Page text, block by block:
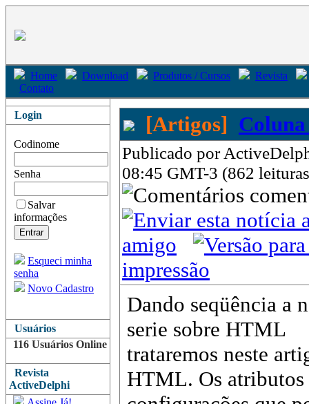
Home Download Produtos / Cursos
Revista
Contato
Login
Codinome
Senha
Salvar
informações
Esqueci minha
senha
Novo Cadastro
Usuários
116 Usuários Online
Revista
ActiveDelphi
[Artigos]
Publicado por
08:45 GMT-3 (862
amigo
impressão
Dando seqüência a
serie sobre HTML
trataremos neste
HTML. Os atributos